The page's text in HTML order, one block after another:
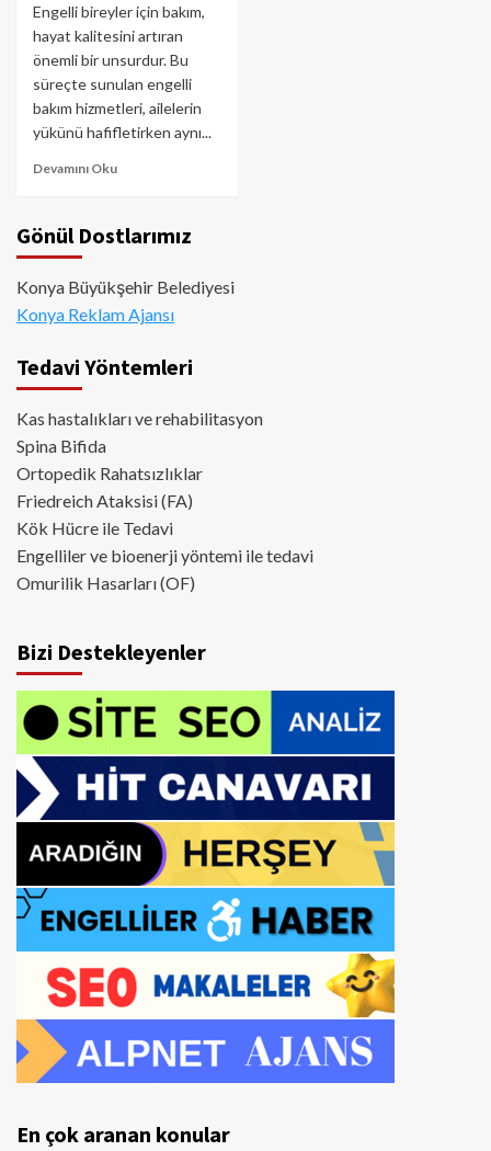
Engelli bireyler için bakım,
hayat kalitesini artıran
önemli bir unsurdur. Bu
süreçte sunulan engelli
bakım hizmetleri, ailelerin
yükünü hafifletirken aynı...
Devamını Oku
Gönül Dostlarımız
Konya Büyükşehir Belediyesi
Konya Reklam Ajansı
Tedavi Yöntemleri
Kas hastalıkları ve rehabilitasyon
Spina Bifida
Ortopedik Rahatsızlıklar
Friedreich Ataksisi (FA)
Kök Hücre ile Tedavi
Engelliler ve bioenerji yöntemi ile tedavi
Omurilik Hasarları (OF)
Bizi Destekleyenler
En çok aranan konular